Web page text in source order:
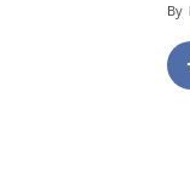
By